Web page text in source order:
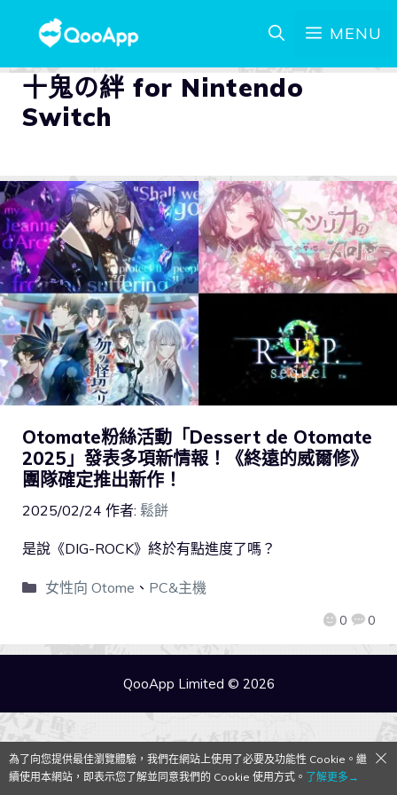
MENU
十鬼の絆 for Nintendo
Switch
Otomate粉絲活動「Dessert de Otomate
2025」發表多項新情報！《終遠的威爾修》
團隊確定推出新作！
2025/02/24 作者: 鬆餅
0 0
是說《DIG-ROCK》終於有點進度了嗎？
女性向 Otome 、 PC&主機
QooApp Limited © 2026
為了向您提供最佳瀏覽體驗，我們在網站上使用了必要及功能性 Cookie。繼
續使用本網站，即表示您了解並同意我們的 Cookie 使用方式。 了解更多→